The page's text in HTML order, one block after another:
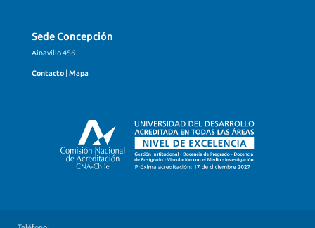
Sede Concepción
Ainavillo 456
Contacto Mapa